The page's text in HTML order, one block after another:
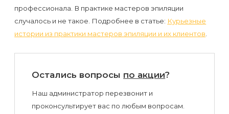
профессионала. В практике мастеров эпиляции
случалось и не такое. Подробнее в статье: Курьезные
истории из практики мастеров эпиляции и их клиентов
Остались вопросы по акции?
Наш администратор перезвонит и
проконсультирует вас по любым вопросам.